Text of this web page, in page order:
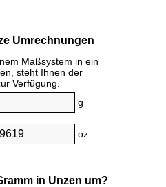
Umrechnungen
Maßsystem in ein
steht Ihnen der
Verfügung.
g
oz
in Unzen um?